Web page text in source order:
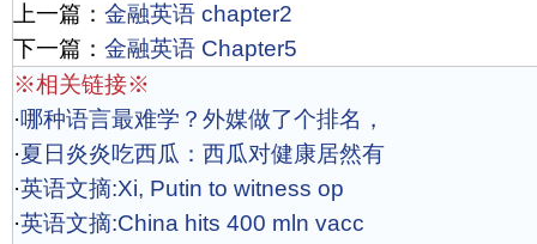
上一篇： 金融英语 chapter2
下一篇： 金融英语 Chapter5
※相关链接※
·哪种语言最难学？外媒做了个排名，
·夏日炎炎吃西瓜：西瓜对健康居然有
·英语文摘:Xi, Putin to witness op
·英语文摘:China hits 400 mln vacc